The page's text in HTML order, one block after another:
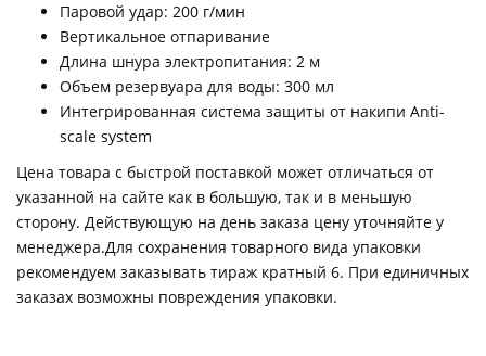
Паровой удар: 200 г/мин
Вертикальное отпаривание
Длина шнура электропитания: 2 м
Объем резервуара для воды: 300 мл
Интегрированная система защиты от накипи Anti-
scale system
Цена товара с быстрой поставкой может отличаться от
указанной на сайте как в большую, так и в меньшую
сторону. Действующую на день заказа цену уточняйте у
менеджера.Для сохранения товарного вида упаковки
рекомендуем заказывать тираж кратный 6. При единичных
заказах возможны повреждения упаковки.